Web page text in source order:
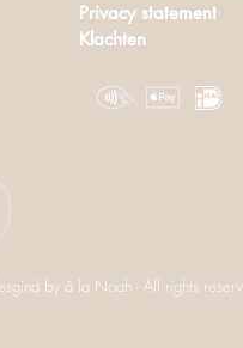
Privacy statement
Klachten
by á la Noah - All rights